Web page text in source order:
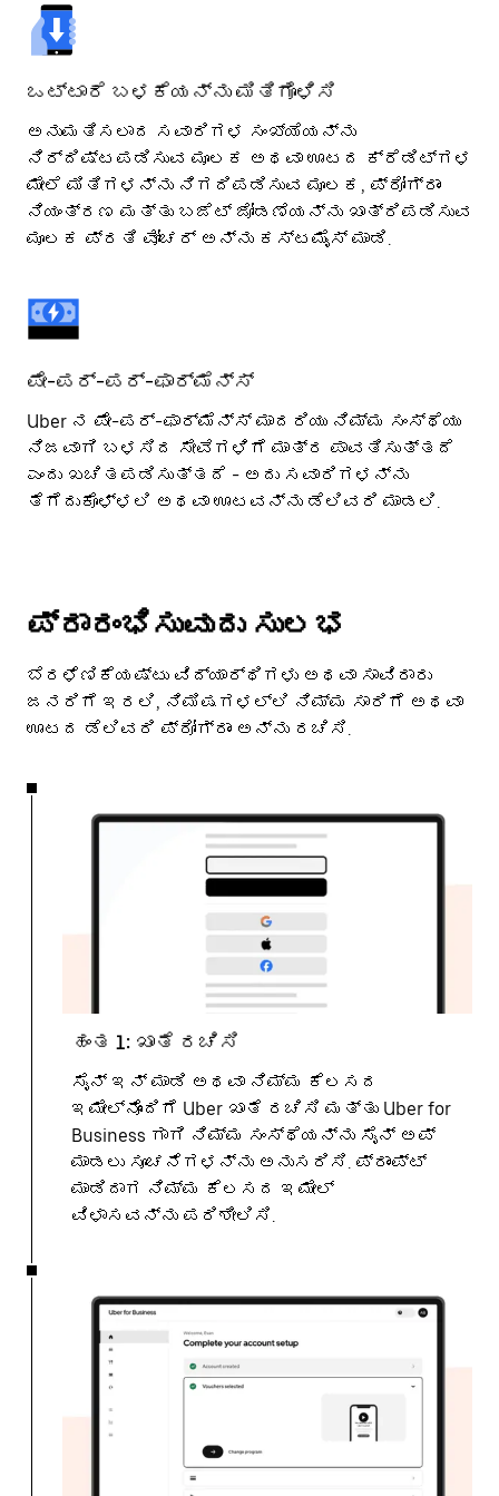
ಒಟ್ಟಾರೆ ಬಳಕೆಯನ್ನು ಮಿತಿಗೊಳಿಸಿ
ಅನುಮತಿಸಲಾದ ಸವಾರಿಗಳ ಸಂಖ್ಯೆಯನ್ನು
ನಿರ್ದಿಷ್ಟಪಡಿಸುವ ಮೂಲಕ ಅಥವಾ ಊಟದ ಕ್ರೆಡಿಟ್ಗಳ
ಮೇಲೆ ಮಿತಿಗಳನ್ನು ನಿಗದಿಪಡಿಸುವ ಮೂಲಕ, ಪ್ರೋಗ್ರಾಂ
ನಿಯಂತ್ರಣ ಮತ್ತು ಬಜೆಟ್ ಜೋಡಣೆಯನ್ನು ಖಾತ್ರಿಪಡಿಸುವ
ಮೂಲಕ ಪ್ರತಿ ವೋಚರ್ ಅನ್ನು ಕಸ್ಟಮೈಸ್ ಮಾಡಿ.
ಪೇ-ಪರ್-ಪರ್-ಫಾರ್ಮೆನ್ಸ್
Uber ನ ಪೇ-ಪರ್-ಫಾರ್ಮೆನ್ಸ್ ಮಾದರಿಯು ನಿಮ್ಮ ಸಂಸ್ಥೆಯು
ನಿಜವಾಗಿ ಬಳಸಿದ ಸೇವೆಗಳಿಗೆ ಮಾತ್ರ ಪಾವತಿಸುತ್ತದೆ
ಎಂದು ಖಚಿತಪಡಿಸುತ್ತದೆ - ಅದು ಸವಾರಿಗಳನ್ನು
ತೆಗೆದುಕೊಳ್ಳಲಿ ಅಥವಾ ಊಟವನ್ನು ಡೆಲಿವರಿ ಮಾಡಲಿ.
ಪ್ರಾರಂಭಿಸುವುದು ಸುಲಭ
ಬೆರಳೆಣಿಕೆಯಷ್ಟು ವಿದ್ಯಾರ್ಥಿಗಳು ಅಥವಾ ಸಾವಿರಾರು
ಜನರಿಗೆ ಇರಲಿ, ನಿಮಿಷಗಳಲ್ಲಿ ನಿಮ್ಮ ಸಾರಿಗೆ ಅಥವಾ
ಊಟದ ಡೆಲಿವರಿ ಪ್ರೋಗ್ರಾಂ ಅನ್ನು ರಚಿಸಿ.
ಹಂತ 1: ಖಾತೆ ರಚಿಸಿ
ಸೈನ್ ಇನ್ ಮಾಡಿ ಅಥವಾ ನಿಮ್ಮ ಕೆಲಸದ
ಇಮೇಲ್ನೊಂದಿಗೆ Uber ಖಾತೆ ರಚಿಸಿ ಮತ್ತು Uber for
Business ಗಾಗಿ ನಿಮ್ಮ ಸಂಸ್ಥೆಯನ್ನು ಸೈನ್ ಅಪ್
ಮಾಡಲು ಸೂಚನೆಗಳನ್ನು ಅನುಸರಿಸಿ. ಪ್ರಾಂಪ್ಟ್
ಮಾಡಿದಾಗ ನಿಮ್ಮ ಕೆಲಸದ ಇಮೇಲ್
ವಿಳಾಸವನ್ನು ಪರಿಶೀಲಿಸಿ.